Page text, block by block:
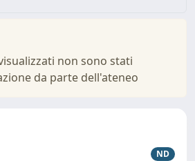
non sono stati
da parte dell'ateneo
ND